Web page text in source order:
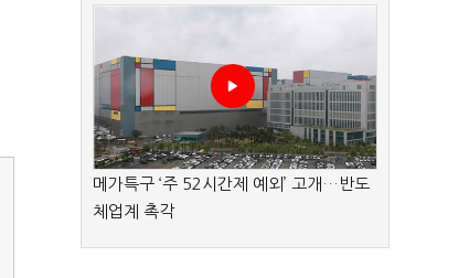
메가특구 ‘주 52시간제 예외’ 고개…반도
체업계 촉각